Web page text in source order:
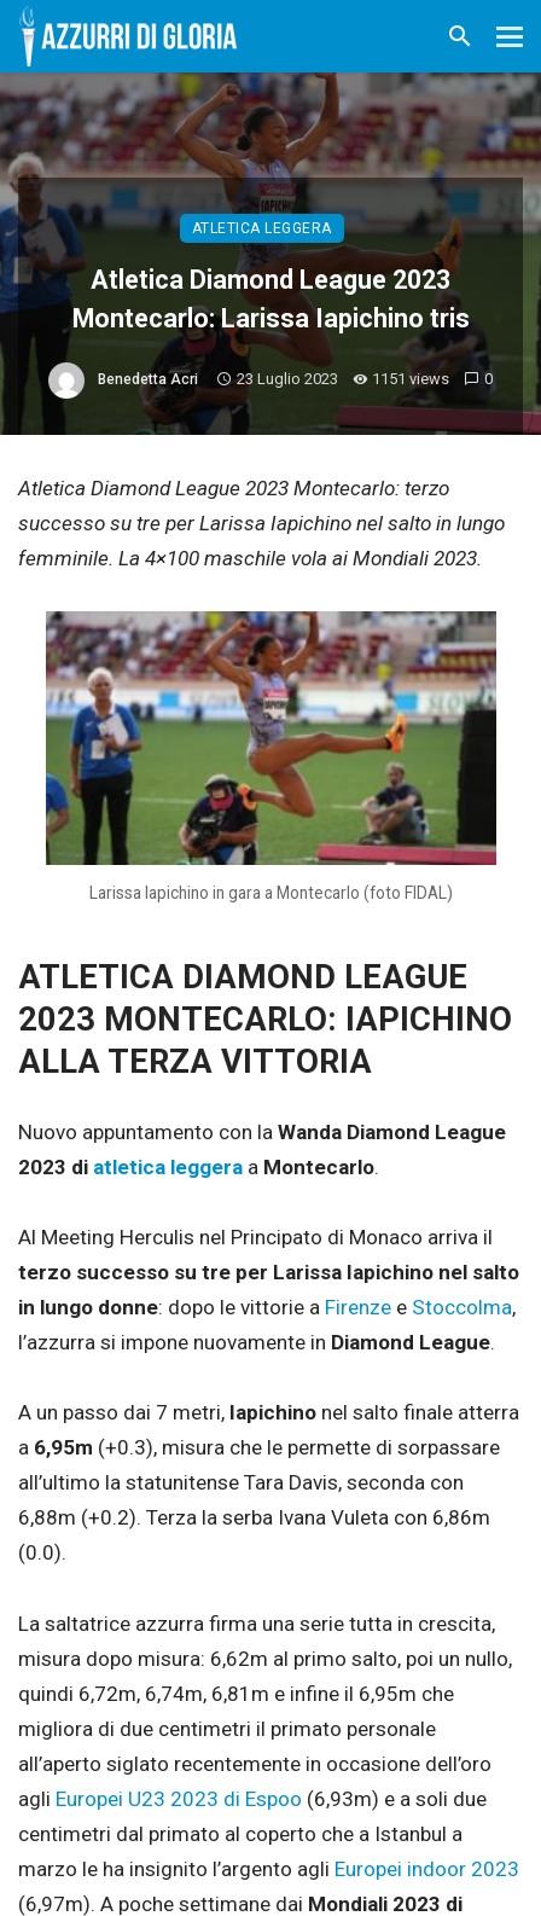
ATLETICA LEGGERA
Atletica Diamond League 2023
Montecarlo: Larissa Iapichino tris
Benedetta Acri 23 Luglio 2023 1151 views 0
Atletica Diamond League 2023 Montecarlo: terzo
successo su tre per Larissa Iapichino nel salto in lungo
femminile. La 4×100 maschile vola ai Mondiali 2023.
Larissa Iapichino in gara a Montecarlo (foto FIDAL)
ATLETICA DIAMOND LEAGUE
2023 MONTECARLO: IAPICHINO
ALLA TERZA VITTORIA
Nuovo appuntamento con la Wanda Diamond League
2023 di atletica leggera a Montecarlo.
Al Meeting Herculis nel Principato di Monaco arriva il
terzo successo su tre per Larissa Iapichino nel salto
in lungo donne: dopo le vittorie a Firenze e Stoccolma,
l’azzurra si impone nuovamente in Diamond League.
A un passo dai 7 metri, Iapichino nel salto finale atterra
a 6,95m (+0.3), misura che le permette di sorpassare
all’ultimo la statunitense Tara Davis, seconda con
6,88m (+0.2). Terza la serba Ivana Vuleta con 6,86m
(0.0).
La saltatrice azzurra firma una serie tutta in crescita,
misura dopo misura: 6,62m al primo salto, poi un nullo,
quindi 6,72m, 6,74m, 6,81m e infine il 6,95m che
migliora di due centimetri il primato personale
all’aperto siglato recentemente in occasione dell’oro
agli Europei U23 2023 di Espoo (6,93m) e a soli due
centimetri dal primato al coperto che a Istanbul a
marzo le ha insignito l’argento agli Europei indoor 2023
(6,97m). A poche settimane dai Mondiali 2023 di